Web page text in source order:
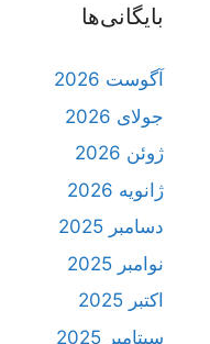
بایگانی‌ها
آگوست 2026
جولای 2026
ژوئن 2026
ژانویه 2026
دسامبر 2025
نوامبر 2025
اکتبر 2025
سپتامبر 2025